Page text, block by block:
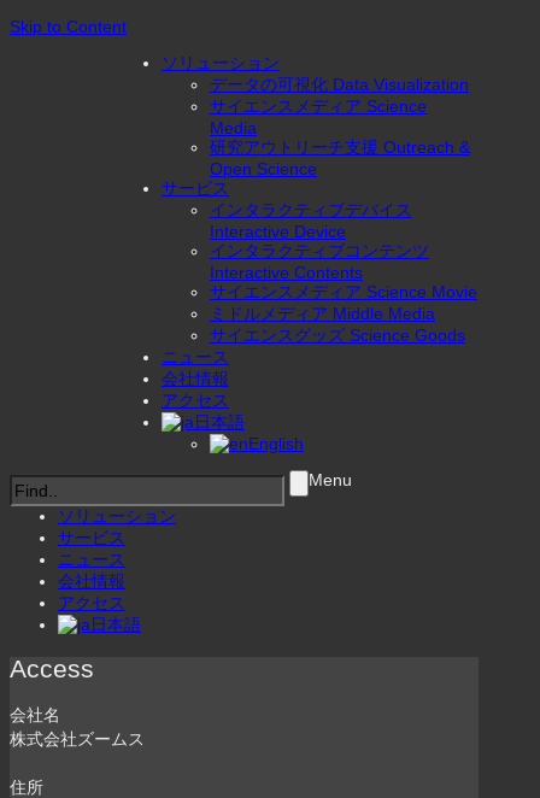
Skip to Content
ソリューション
データの可視化 Data Visualization
サイエンスメディア Science
Media
研究アウトリーチ支援 Outreach &
Open Science
サービス
インタラクティブデバイス
Interactive Device
インタラクティブコンテンツ
Interactive Contents
サイエンスメディア Science Movie
ミドルメディア Middle Media
サイエンスグッズ Science Goods
ニュース
会社情報
アクセス
日本語
English
Menu
ソリューション
サービス
ニュース
会社情報
アクセス
日本語
Access
会社名
株式会社ズームス
住所